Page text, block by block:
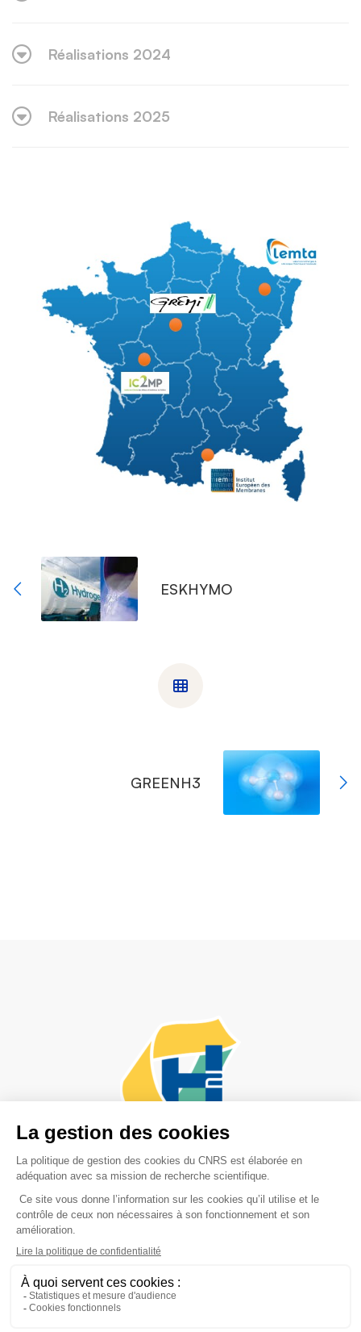
Réalisations 2024
Réalisations 2025
ESKHYMO
GREENH3
Adresse postale :
PEPR-H2,
17 rue des Martyrs
Mentions Légales Cookies
Accessibilité non conforme